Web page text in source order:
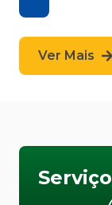
Ver Mais